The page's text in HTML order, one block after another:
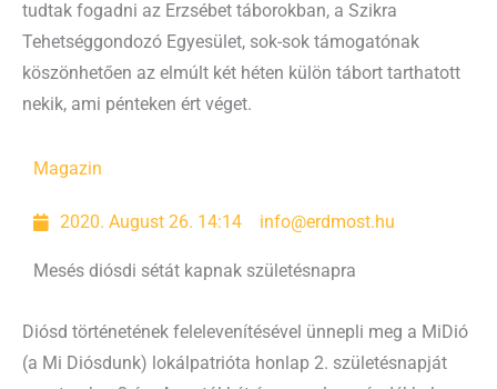
tudtak fogadni az Erzsébet táborokban, a Szikra
Tehetséggondozó Egyesület, sok-sok támogatónak
köszönhetően az elmúlt két héten külön tábort tarthatott
nekik, ami pénteken ért véget.
Magazin
2020. August 26. 14:14 info@erdmost.hu
Mesés diósdi sétát kapnak születésnapra
Diósd történetének felelevenítésével ünnepli meg a MiDió
(a Mi Diósdunk) lokálpatrióta honlap 2. születésnapját